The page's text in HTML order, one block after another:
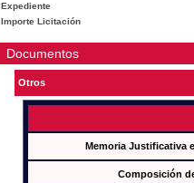
Expediente
Importe Licitación
Documentos
Otros
Memoria Justificativa
Composición